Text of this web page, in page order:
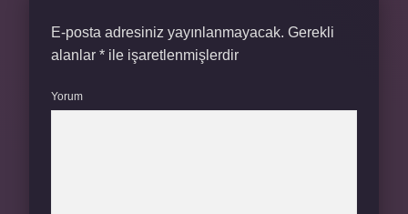
E-posta adresiniz yayınlanmayacak. Gerekli
alanlar * ile işaretlenmişlerdir
Yorum